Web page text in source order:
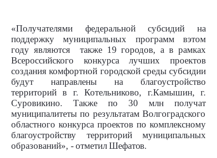
«Получателями федеральной субсидий на
поддержку муниципальных программ вэтом
году являются
также 19 городов, а в рамках
Всероссийского конкурса лучших проектов
создания комфортной городской среды субсидии
будут направлены на благоустройство
территорий в г. Котельниково, г.Камышин, г.
Суровикино. Также по 30 млн получат
муниципалитеты по результатам Волгоградского
областного конкурса проектов по комплексному
благоустройству территорий муниципальных
образований», - отметил Шефатов.